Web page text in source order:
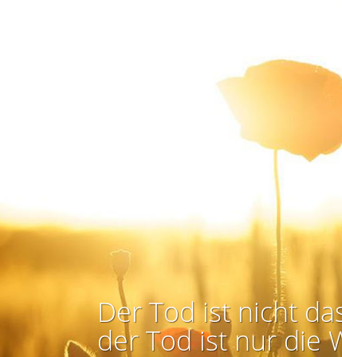
Der Tod ist nicht
der Tod ist nur die